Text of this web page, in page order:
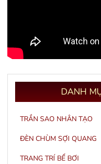
DANH
TRẦN SAO NHÂN TẠO
ĐÈN CHÙM SỢI QUANG
TRANG TRÍ BỂ BƠI